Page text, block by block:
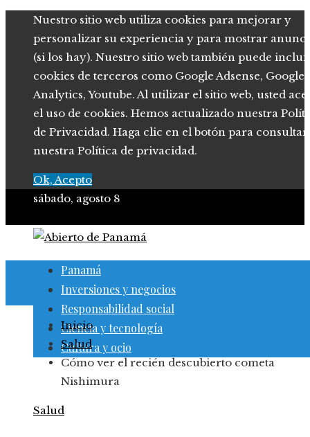
Nuestro sitio web utiliza cookies para mejorar y
personalizar su experiencia y para mostrar
(si los hay). Nuestro sitio web también puede
cookies de terceros como Google Adsense, Google
Analytics, Youtube. Al utilizar el sitio web, usted
el uso de cookies. Hemos actualizado nuestra
de Privacidad. Haga clic en el botón para consultar
nuestra Política de privacidad.
Ok, Acepto
sábado, agosto 8
Panamá
Inversiones y negocios
Responsabilidad social
Ciencia y tecnología
Cultura y ocio
Inicio
Salud
Cómo ver el recién descubierto cometa
Nishimura
Salud